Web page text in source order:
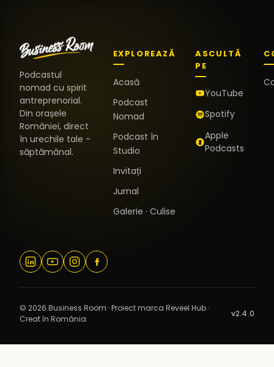
Podcastul
nomad cu spirit
antreprenorial.
Din orașele
României, direct
în urechile tale -
săptămânal.
EXPLOREAZĂ
Acasă
Podcast
Nomad
Podcast în
Studio
Invitați
Jurnal
Galerie · Culise
ASCULTĂ
PE
YouTube
Spotify
Apple
Podcasts
© 2026 Business Room · Proiect marca Reveel Hub ·
Creat în România
v2.4.0